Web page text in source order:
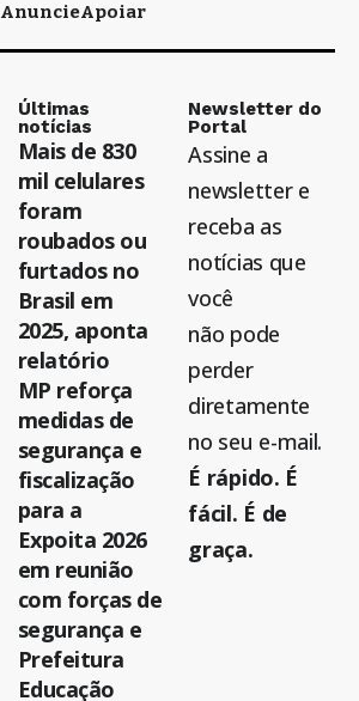
AnuncieApoiar
Últimas
notícias
Mais de 830
mil celulares
foram
roubados ou
furtados no
Brasil em
2025, aponta
relatório
MP reforça
medidas de
segurança e
fiscalização
para a
Expoita 2026
em reunião
com forças de
segurança e
Prefeitura
Educação
Newsletter do
Portal
Assine a
newsletter e
receba as
notícias que
você
não pode
perder
diretamente
no seu e-mail.
É rápido. É
fácil. É de
graça.